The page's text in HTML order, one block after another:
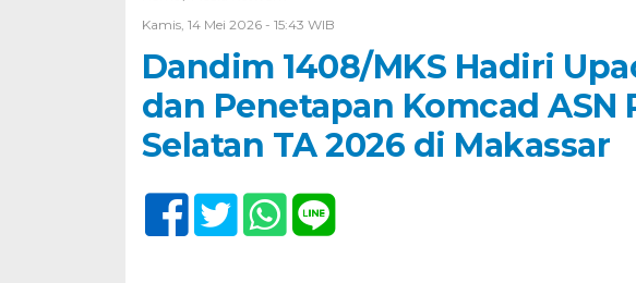
Kamis, 14 Mei 2026 - 15:43 WIB
Dandim 1408/MKS Hadiri
dan Penetapan Komcad ASN
Selatan TA 2026 di Makassar